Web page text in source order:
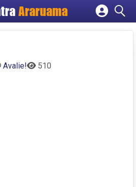
Araruama
Cadastrar empresa
Avalie! 510